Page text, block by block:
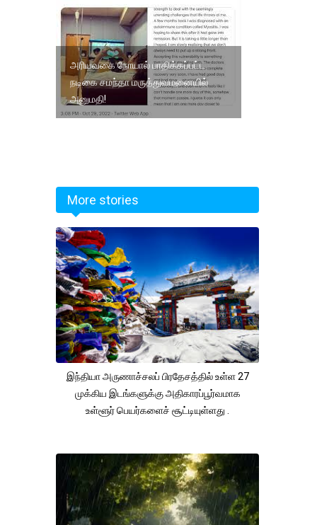
அரியவகை நோயால் பாதிக்கப்பட்ட
நடிகை சமந்தா மருத்துவமனையில்
அனுமதி!
More stories
இந்தியா அருணாச்சலப் பிரதேசத்தில் உள்ள 27
முக்கிய இடங்களுக்கு அதிகாரப்பூர்வமாக
உள்ளூர் பெயர்களைச் சூட்டியுள்ளது .